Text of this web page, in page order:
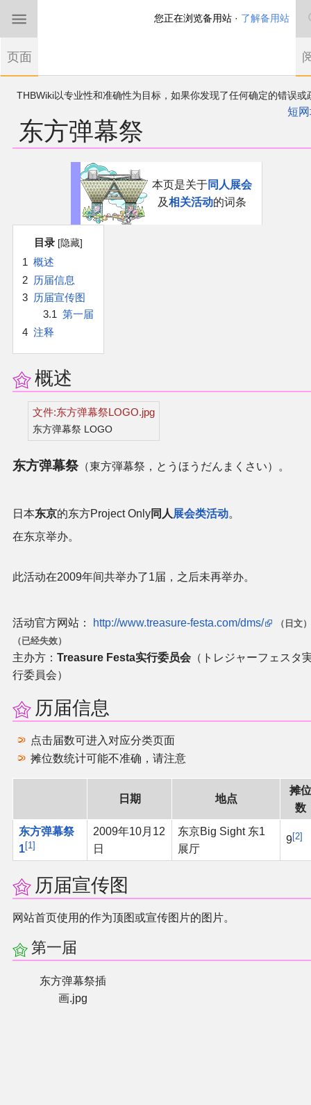
THBWiki以专业性和准确性为目标，如果你发现了任何确定的错误或
如果您是第一次来到这里，请点击右上角注册一
有任何意见、建议、求助、反馈都可以在
短
东方弹幕祭
航
索
本页是关于同人展会
及相关活动的词条
目录
1 概述
2 历届信息
3 历届宣传图
3.1 第一届
4 注释
概述
文件:东方弹幕祭LOGO.jpg
东方弹幕祭 LOGO
东方弹幕祭（東方弾幕祭，とうほうだんまくさい）。
日本东京的东方Project Only同人 展会类活动。
在东京举办。
此活动在2009年间共举办了1届，之后未再举办。
活动官方网站： http://www.treasure-festa.com/dms/
（日文）
（已经失效）
主办方： Treasure Festa实行委员会 （トレジャーフェスタ
行委員会）
历届信息
点击届数可进入对应分类页面
摊位数统计可能不准确，请注意
日期 地点
摊位
数
东方弹幕祭
1 1
2009年10月12
日
东京Big Sight 东1
展厅
9 2
历届宣传图
网站首页使用的作为顶图或宣传图片的图片。
第一届
东方弹幕祭插
画.jpg
您正在浏览备用站 · 了解备用站
页面
首页
东方Project
东方同人规约
沙盒（建议使用）
讨论板
加入我们
官方作品
官方游戏
官方音乐
官方书籍
官方角色
游戏攻略
东方相关活动
其他相关项目
二次创作与活动
展会作品列表
商业二次创作
同人社团列表
同人志分类
同人专辑分类
同人软件列表
同人角色列表